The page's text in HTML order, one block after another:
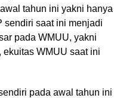
tahun ini yakni hanya
sendiri saat ini menjadi
pada WMUU, yakni
ekuitas WMUU saat ini
pada awal tahun ini